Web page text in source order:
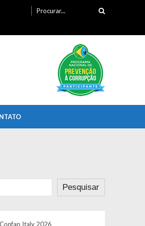
por:
Pesquisar
Italy 2026